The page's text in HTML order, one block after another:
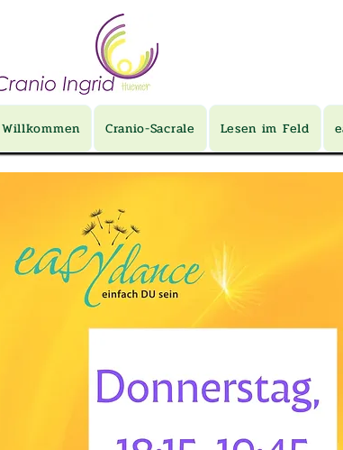
Willkommen Cranio-Sacrale Lesen im Feld